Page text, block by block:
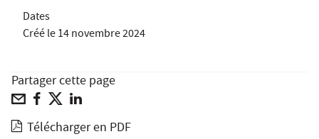
Dates
Créé le14 novembre 2024
Partager cette page
Télécharger en PDF